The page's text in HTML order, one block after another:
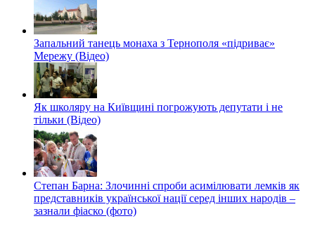
Запальний танець монаха з Тернополя «підриває»
Мережу (Відео)
Як школяру на Київщині погрожують депутати і не
тільки (Відео)
Степан Барна: Злочинні спроби асимілювати лемків як
представників української нації серед інших народів –
зазнали фіаско (фото)